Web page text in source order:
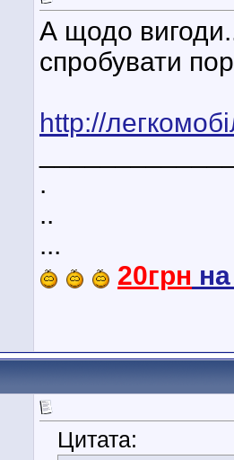
А щодо
спробувати
http://
.
..
...
20грн
Цитата: